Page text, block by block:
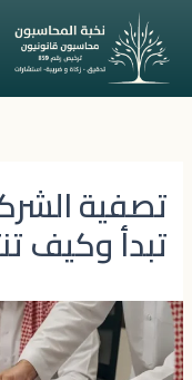
المحتوى
تصفية
تبدأ وكيف